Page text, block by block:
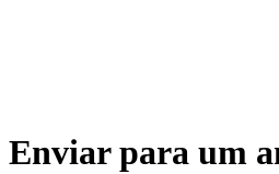
Enviar para um